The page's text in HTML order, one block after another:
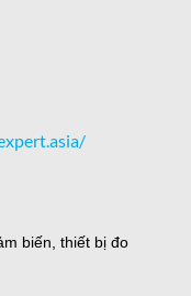
biến, thiết bị đo